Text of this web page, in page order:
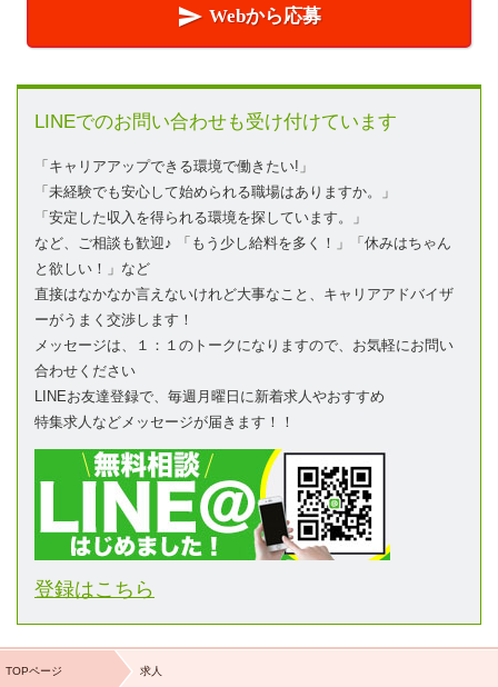
 Webから応募
LINEでのお問い合わせも受け付けています
「キャリアアップできる環境で働きたい!」
「未経験でも安心して始められる職場はありますか。」
「安定した収入を得られる環境を探しています。」
など、ご相談も歓迎♪ 「もう少し給料を多く！」「休みはちゃん
と欲しい！」など
直接はなかなか言えないけれど大事なこと、キャリアアドバイザ
ーがうまく交渉します！
メッセージは、１：１のトークになりますので、お気軽にお問い
合わせください
LINEお友達登録で、毎週月曜日に新着求人やおすすめ
特集求人などメッセージが届きます！！
登録はこちら
TOPページ 求人